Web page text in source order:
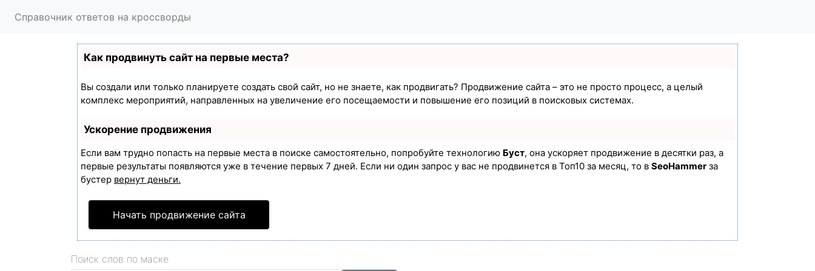
Справочник ответов на кроссворды
Как продвинуть сайт на первые места?
Вы создали или только планируете создать свой сайт, но не знаете, как продвигать? Продвижение сайта – это не просто процесс, а целый
комплекс мероприятий, направленных на увеличение его посещаемости и повышение его позиций в поисковых системах.
Ускорение продвижения
Если вам трудно попасть на первые места в поиске самостоятельно, попробуйте технологию Буст, она ускоряет продвижение в десятки раз, а
первые результаты появляются уже в течение первых 7 дней. Если ни один запрос у вас не продвинется в Топ10 за месяц, то в SeoHammer за
бустер вернут деньги.
Начать продвижение сайта
Поиск слов по маске